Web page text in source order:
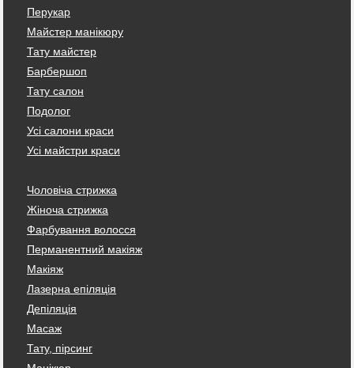
Перукар
Майстер манікюру
Тату майстер
Барбершоп
Тату салон
Подолог
Усі салони краси
Усі майстри краси
Чоловіча стрижка
Жіноча стрижка
Фарбування волосся
Перманентний макіяж
Макіяж
Лазерна епіляція
Депіляція
Масаж
Тату, пірсинг